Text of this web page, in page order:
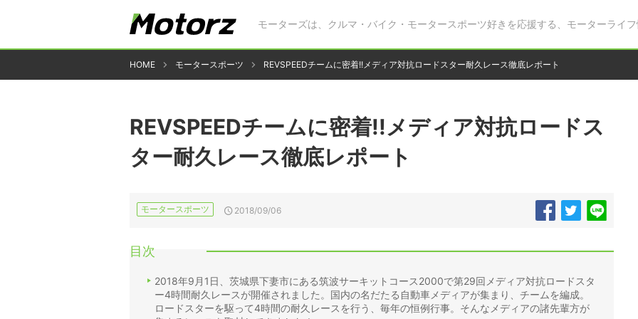
モーターズは、クルマ・バイク・モータースポーツ好きを応援する、モーターライフ
HOME モータースポーツ REVSPEEDチームに密着!!メディア対抗ロードスター耐久レース徹底レポート
REVSPEEDチームに密着!!メディア対抗ロードス
ター耐久レース徹底レポート
モータースポーツ 2018/09/06
目次
2018年9月1日、茨城県下妻市にある筑波サーキットコース2000で第29回メディア対抗ロードスタ
ー4時間耐久レースが開催されました。国内の名だたる自動車メディアが集まり、チームを編成。
ロードスターを駆って4時間の耐久レースを行う、毎年の恒例行事。そんなメディアの諸先輩方が